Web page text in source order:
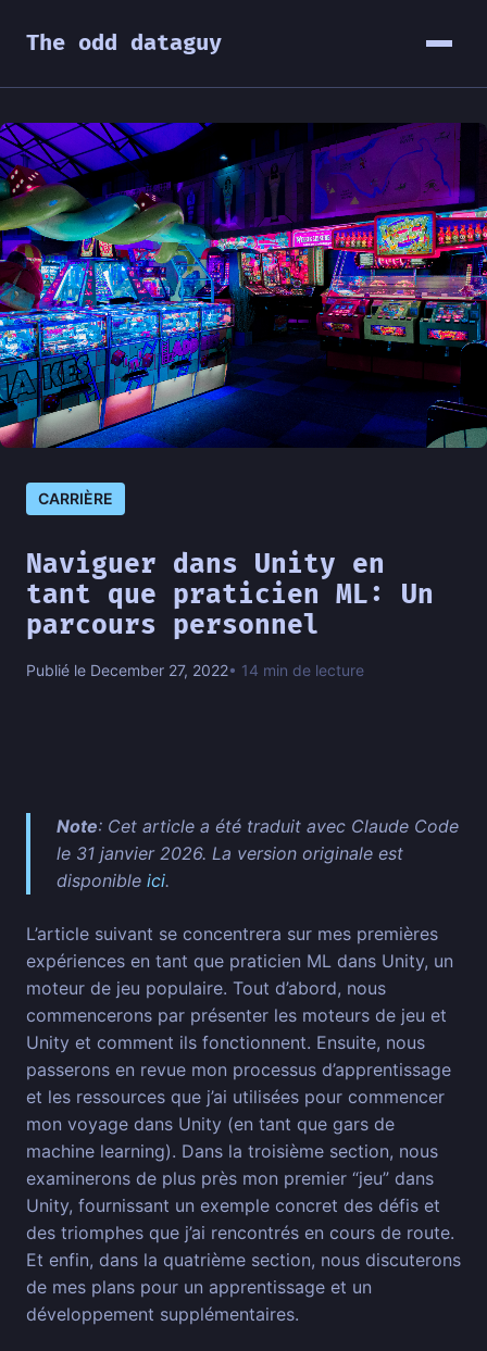
The odd dataguy
CARRIÈRE
Naviguer dans Unity en
tant que praticien ML: Un
parcours personnel
Publié le December 27, 2022• 14 min de lecture
Note: Cet article a été traduit avec Claude Code
le 31 janvier 2026. La version originale est
disponible ici.
L’article suivant se concentrera sur mes premières
expériences en tant que praticien ML dans Unity, un
moteur de jeu populaire. Tout d’abord, nous
commencerons par présenter les moteurs de jeu et
Unity et comment ils fonctionnent. Ensuite, nous
passerons en revue mon processus d’apprentissage
et les ressources que j’ai utilisées pour commencer
mon voyage dans Unity (en tant que gars de
machine learning). Dans la troisième section, nous
examinerons de plus près mon premier “jeu” dans
Unity, fournissant un exemple concret des défis et
des triomphes que j’ai rencontrés en cours de route.
Et enfin, dans la quatrième section, nous discuterons
de mes plans pour un apprentissage et un
développement supplémentaires.